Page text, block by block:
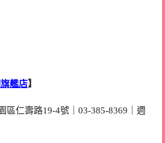
艦店】
區仁壽路19-4號｜03-385-8369｜週